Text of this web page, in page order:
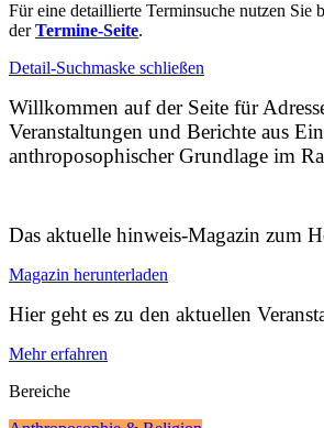
Für eine detaillierte Terminsuche nutzen Sie
derTermine-Seite.
Detail-Suchmaske schließen
Willkommen auf der Seite für
Veranstaltungen und Berichte aus
anthroposophischer Grundlage im
Das aktuelle hinweis-Magazin zum
Magazin herunterladen
Hier geht es zu den aktuellen
Mehr erfahren
Bereiche